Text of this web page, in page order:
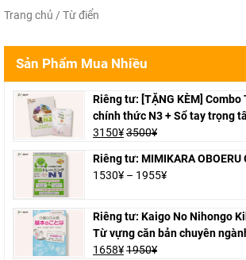
Trang chủ / Từ điển
Sản Phẩm Mua Nhiều
Riêng tư: [TẶNG KÈM]
chính thức N3 + Sổ tay trọng
3150¥3500¥
Riêng tư: MIMIKARA OBOERU
1530¥ – 1955¥
Riêng tư: Kaigo No Nihongo
Từ vựng căn bản chuyên
1658¥1950¥